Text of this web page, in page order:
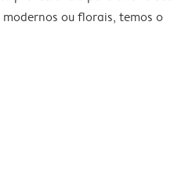
ou florais, temos o